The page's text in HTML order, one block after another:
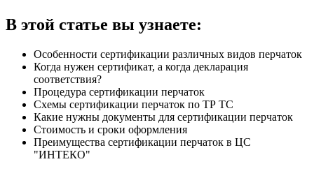
В этой статье вы узнаете:
Особенности сертификации различных видов перчаток
Когда нужен сертификат, а когда декларация
соответствия?
Процедура сертификации перчаток
Схемы сертификации перчаток по ТР ТС
Какие нужны документы для сертификации перчаток
Стоимость и сроки оформления
Преимущества сертификации перчаток в ЦС
"ИНТЕКО"